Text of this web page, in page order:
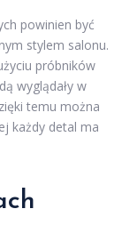
powinien być
stylem salonu.
próbników
wyglądały w
temu można
każdy detal ma